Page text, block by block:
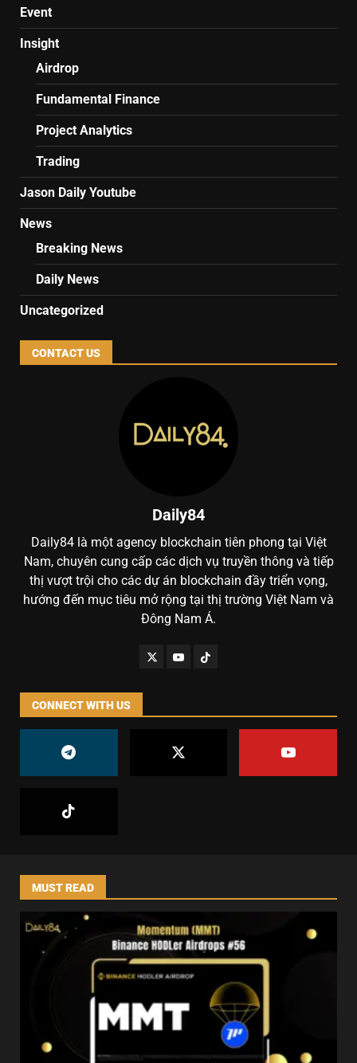
Event
Insight
Airdrop
Fundamental Finance
Project Analytics
Trading
Jason Daily Youtube
News
Breaking News
Daily News
Uncategorized
CONTACT US
Daily84
Daily84 là một agency blockchain tiên phong tại Việt
Nam, chuyên cung cấp các dịch vụ truyền thông và tiếp
thị vượt trội cho các dự án blockchain đầy triển vọng,
hướng đến mục tiêu mở rộng tại thị trường Việt Nam và
Đông Nam Á.
CONNECT WITH US
MUST READ